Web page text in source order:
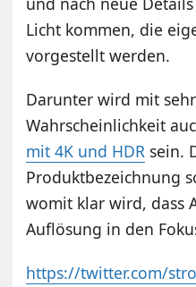
Licht kommen, die
vorgestellt werden.
Darunter wird mit
Wahrscheinlichkeit
mit 4K und HDR sein.
Produktbezeichnung
womit klar wird, dass
Auflösung in den
https://twitter.com/